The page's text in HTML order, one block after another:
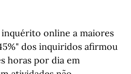
inquérito online a maiores
dos inquiridos afirmou
horas por dia em